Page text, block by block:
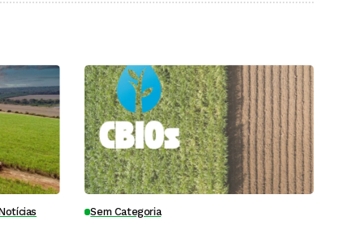
Sem Categoria